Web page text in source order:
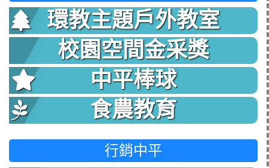
環教主題戶外教室
校園空間金采獎
中平棒球
食農教育
行銷中平